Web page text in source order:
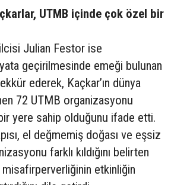
UTMB içinde çok özel bir
Julian Festor ise
geçirilmesinde emeği bulunan
ederek, Kaçkar’ın dünya
72 UTMB organizasyonu
yere sahip olduğunu ifade etti.
el değmemiş doğası ve eşsiz
farklı kıldığını belirten
misafirperverliğinin etkinliğin